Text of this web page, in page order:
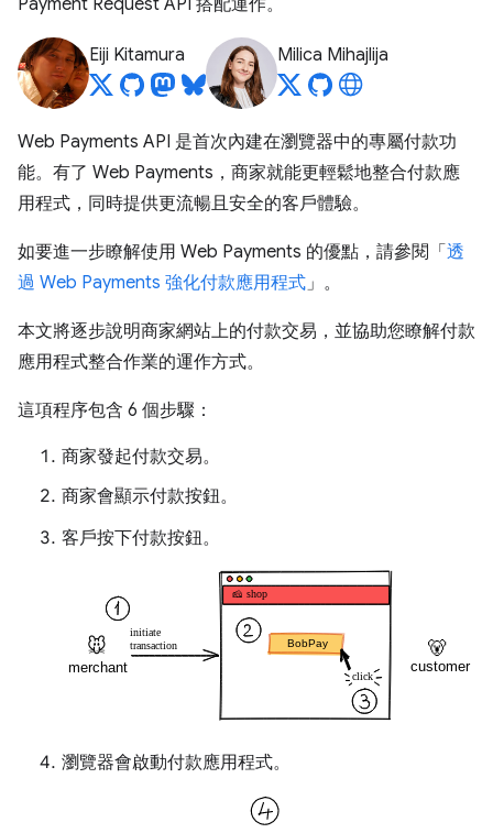
Payment Request API 搭配運作。
Eiji Kitamura Milica Mihajlija
Web Payments API 是首次內建在瀏覽器中的專屬付款功
能。有了 Web Payments，商家就能更輕鬆地整合付款應
用程式，同時提供更流暢且安全的客戶體驗。
如要進一步瞭解使用 Web Payments 的優點，請參閱「 透
過 Web Payments 強化付款應用程式」。
本文將逐步說明商家網站上的付款交易，並協助您瞭解付款
應用程式整合作業的運作方式。
這項程序包含 6 個步驟：
商家發起付款交易。
商家會顯示付款按鈕。
客戶按下付款按鈕。
瀏覽器會啟動付款應用程式。